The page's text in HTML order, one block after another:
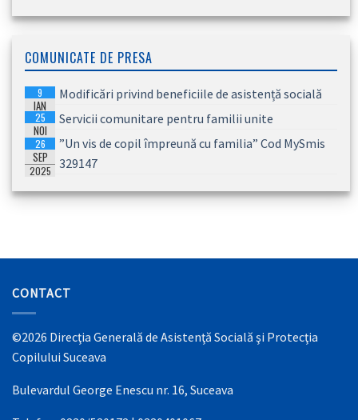
COMUNICATE DE PRESA
9
IAN
2026
Modificări privind beneficiile de asistență socială
25
NOI
2025
Servicii comunitare pentru familii unite
26
SEP
2025
”Un vis de copil împreună cu familia” Cod MySmis
329147
CONTACT
©2026 Direcţia Generală de Asistenţă Socială şi Protecţia
Copilului Suceava
Bulevardul George Enescu nr. 16, Suceava